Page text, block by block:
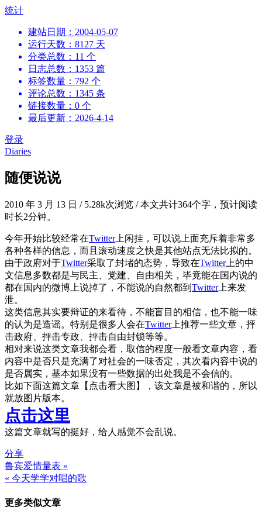
跳
统计
建站日期：2004-05-07
运行天数：8127 天
分类总数：11 个
日志总数：1353 篇
标签数量：792 个
评论总数：1345 条
链接数量：0 个
最后更新：2026-4-14
登录
Diaries
随便说说
2010 年 3 月 13 日 /5.28k次浏览 /本文共计364个字，预计阅读
时长2分钟。
今年开始比较经常在Twitter上闲挂，可以说上面充斥着非常多
各种各样的信息，而且滚动速度之快是其他站点无法比拟的。
由于政府对于Twitter采取了封堵的态势，导致在Twitter上的中
文信息多数都是与民主、党建、自由相关，毕竟能在国内说的
都在国内的微博上说掉了，不能说的自然都到 Twitter上来发
泄。
这类信息其实要辩证的来看待，不能盲目的相信，也不能一味
的认为是造谣。特别是很多人会在Twitter上推荐一些文章，抨
击政府、抨击专政、抨击自由封锁等等。
相对来说这类文章我都会看，取信的程度一般看文章内容，看
内容中是否只是充满了对社会的一味否定，其次看内容中说的
是否属实，基本如果没有一些数据的出处我是不会信的。
比如下面这篇文章【点击看大图】，该文章是被和谐的，所以
就放图片版本。
点击这里
这篇文章就写的挺好，给人感觉不会乱说。
分享
文
章
导
鲁宾爱情量表 »
« 今天学学对唱的歌
更多类似文章